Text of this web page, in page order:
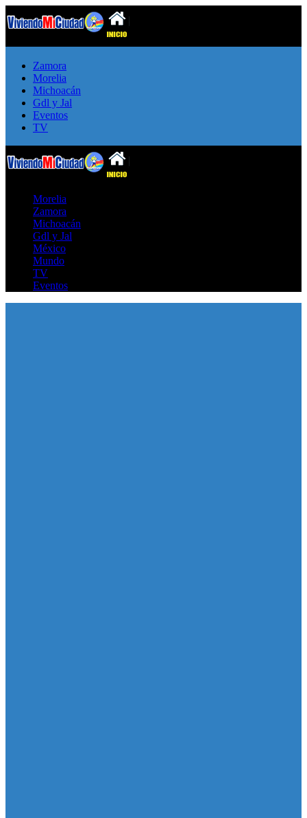
Zamora
Morelia
Michoacán
Gdl y Jal
Eventos
TV
Morelia
Zamora
Michoacán
Gdl y Jal
México
Mundo
TV
Eventos